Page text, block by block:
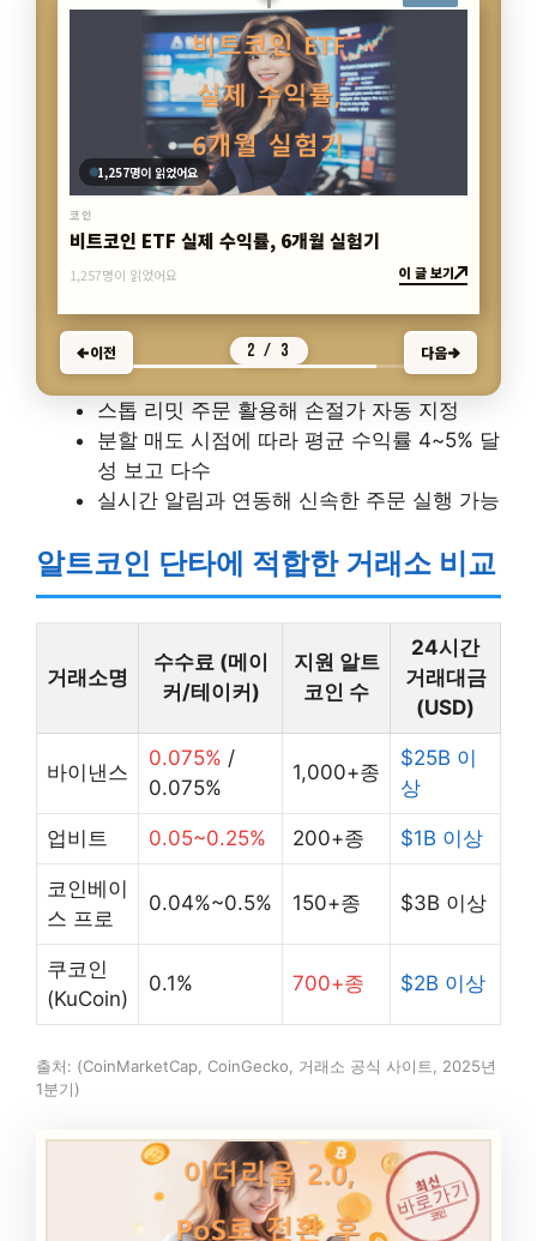
1,597명이 읽었어요
코인
이더리움 스테이킹, 세금과 신고방법 완벽정리
1,597명이 읽었어요 이 글 보기
이전 3 / 3 다음
스톱 리밋 주문 활용해 손절가 자동 지정
분할 매도 시점에 따라 평균 수익률 4~5% 달
성 보고 다수
실시간 알림과 연동해 신속한 주문 실행 가능
알트코인 단타에 적합한 거래소 비교
거래소명
수수료 (메이
커/테이커)
지원 알트
코인 수
24시간
거래대금
(USD)
바이낸스
0.075% /
0.075%
1,000+종
$25B 이
상
업비트 0.05~0.25% 200+종 $1B 이상
코인베이
스 프로
0.04%~0.5% 150+종 $3B 이상
쿠코인
(KuCoin)
0.1% 700+종 $2B 이상
출처: (CoinMarketCap, CoinGecko, 거래소 공식 사이트, 2025년
1분기)
최신
바로가기
코인